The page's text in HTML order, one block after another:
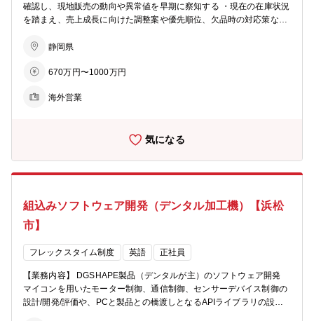
確認し、現地販売の動向や異常値を早期に察知する ・現在の在庫状況
を踏まえ、売上成長に向けた調整案や優先順位、欠品時の対応策など
ンを通じて、販売状況や課題を整理・可視化する ・収集した情報を精
整を働きかける ・需要予測精度向上に向けた分析および改善提案を行
度化に貢献する 【求める人材像】 ・数値や事実を見て終わりにせ
立場を理解し、間に立って調整できる方 ・チーム全体の思考や行動を
静岡県
670万円〜1000万円
海外営業
気になる
組込みソフトウェア開発（デンタル加工機）【浜松
市】
フレックスタイム制度 英語 正社員
【業務内容】 DGSHAPE製品（デンタルが主）のソフトウェア開発
マイコンを用いたモーター制御、通信制御、センサーデバイス制御の
設計/開発/評価や、PCと製品との橋渡しとなるAPIライブラリの設計/